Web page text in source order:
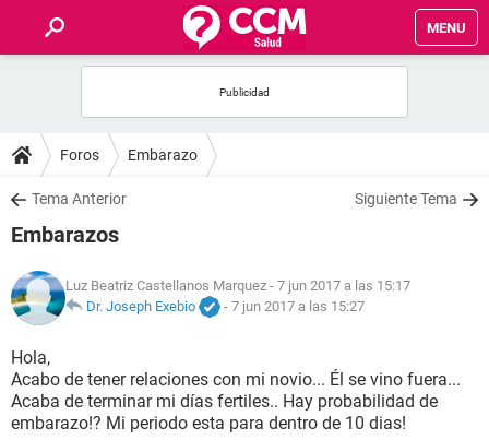
MENU
FOROS
SALUD
NUTRICIÓN
BIENESTAR
SEXUALIDAD
Foros Embarazo
Tema Anterior Siguiente Tema
Embarazos
Luz Beatriz Castellanos Marquez - 7 jun 2017 a las 15:17
Dr. Joseph Exebio
- 7 jun 2017 a las 15:27
Hola,
Acabo de tener relaciones con mi novio... Él se vino fuera...
Acaba de terminar mi días fertiles.. Hay probabilidad de
embarazo!? Mi periodo esta para dentro de 10 dias!